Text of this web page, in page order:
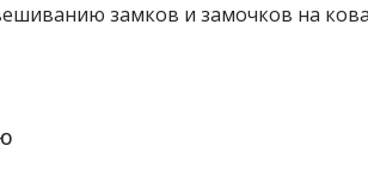
замков и замочков на